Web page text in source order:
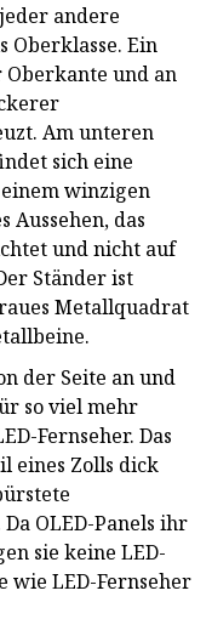
andere
Oberklasse. Ein
und an
Am unteren
sich eine
winzigen
Aussehen, das
und nicht auf
Ständer ist
Metallquadrat
der Seite an und
so viel mehr
Fernseher. Das
eines Zolls dick
OLED-Panels ihr
sie keine LED-
wie LED-Fernseher